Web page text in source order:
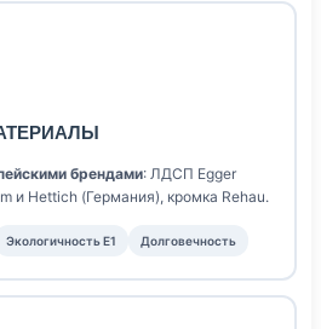
брендами: ЛДСП Egger
и Hettich (Германия), кромка Rehau.
Экологичность E1 Долговечность